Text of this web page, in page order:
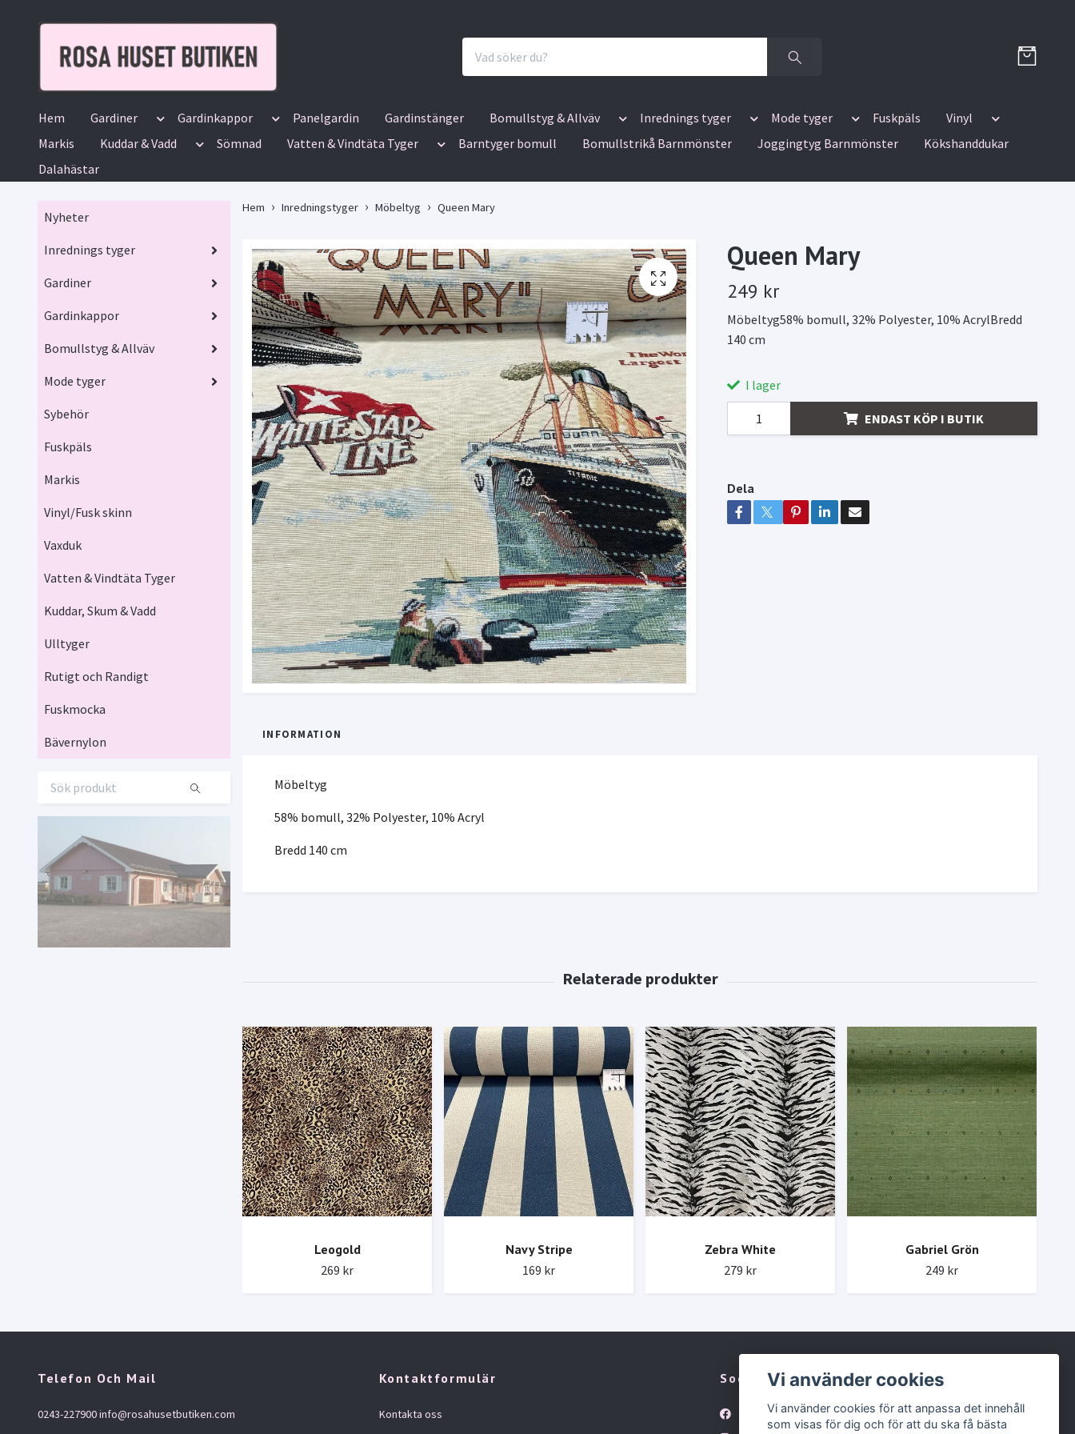
Hem Gardiner Gardinkappor Panelgardin Gardinstänger Bomullstyg & Allväv Inrednings tyger Mode tyger Fuskpäls
Vinyl
Markis
Kuddar & Vadd Sömnad Vatten & Vindtäta Tyger Barntyger bomull Bomullstrikå Barnmönster Joggingtyg Barnmönster
Kökshanddukar
Dalahästar
Nyheter
Inrednings tyger
Gardiner
Gardinkappor
Bomullstyg & Allväv
Mode tyger
Sybehör
Fuskpäls
Markis
Vinyl/Fusk skinn
Vaxduk
Vatten & Vindtäta Tyger
Kuddar, Skum & Vadd
Ulltyger
Rutigt och Randigt
Fuskmocka
Bävernylon
Hem Inredningstyger Möbeltyg Queen Mary
Queen Mary
249 kr
Möbeltyg58% bomull, 32% Polyester, 10% AcrylBredd
140 cm
I lager
ENDAST KÖP I BUTIK
Dela
INFORMATION
Möbeltyg
58% bomull, 32% Polyester, 10% Acryl
Bredd 140 cm
Leogold
269 kr
Navy Stripe
169 kr
Zebra White
279 kr
Gabriel Grön
249 kr
Telefon Och Mail
0243-227900info@rosahusetbutiken.com
Kontaktformulär
Kontakta oss
Sociala medier
Facebook
Vi använder cookies
Vi använder cookies för att anpassa det innehåll
som visas för dig och för att du ska få bästa